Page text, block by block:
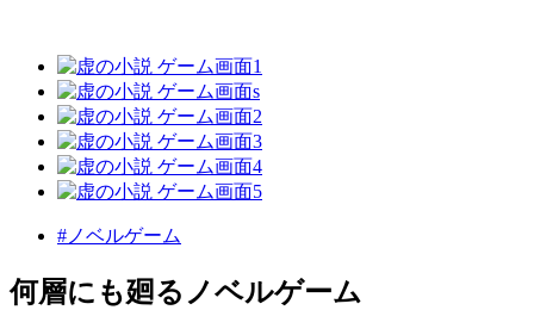
#ノベルゲーム
何層にも廻るノベルゲーム